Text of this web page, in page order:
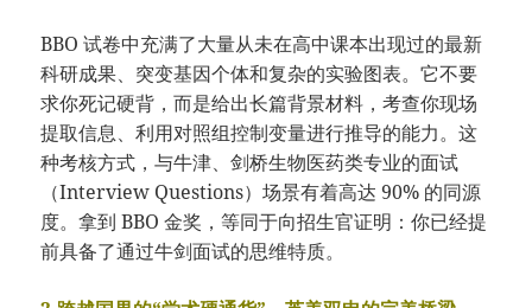
BBO 试卷中充满了大量从未在高中课本出现过的最新
科研成果、突变基因个体和复杂的实验图表。它不要
求你死记硬背，而是给出长篇背景材料，考查你现场
提取信息、利用对照组控制变量进行推导的能力。这
种考核方式，与牛津、剑桥生物医药类专业的面试
（Interview Questions）场景有着高达 90% 的同源
度。拿到 BBO 金奖，等同于向招生官证明：你已经提
前具备了通过牛剑面试的思维特质。